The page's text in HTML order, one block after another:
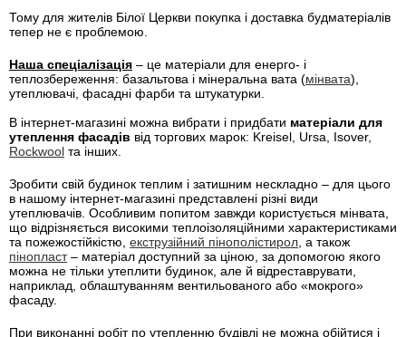
Тому для жителів Білої Церкви покупка і доставка будматеріалів
тепер не є проблемою.
Наша спеціалізація – це матеріали для енерго- і
теплозбереження: базальтова і мінеральна вата (мінвата),
утеплювачі, фасадні фарби та штукатурки.
В інтернет-магазині можна вибрати і придбати матеріали для
утеплення фасадів від торгових марок: Kreisel, Ursa, Isover,
Rockwool та інших.
Зробити свій будинок теплим і затишним нескладно – для цього
в нашому інтернет-магазині представлені різні види
утеплювачів. Особливим попитом завжди користується мінвата,
що відрізняється високими теплоізоляційними характеристиками
та пожежостійкістю, екструзійний пінополістирол , а також
пінопласт– матеріал доступний за ціною, за допомогою якого
можна не тільки утеплити будинок, але й відреставрувати,
наприклад, облаштуванням вентильованого або «мокрого»
фасаду.
При виконанні робіт по утепленню будівлі не можна обійтися і